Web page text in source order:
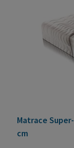
Matrace
cm